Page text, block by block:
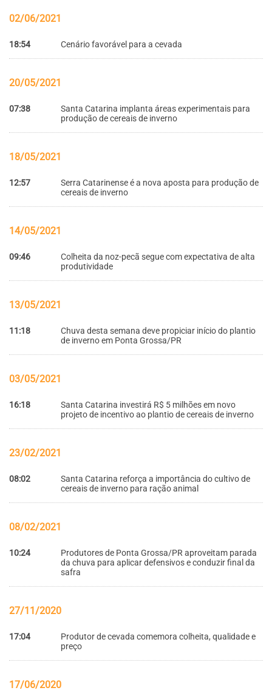
02/06/2021
18:54 Cenário favorável para a cevada
20/05/2021
07:38
Santa Catarina implanta áreas experimentais para
produção de cereais de inverno
18/05/2021
12:57
Serra Catarinense é a nova aposta para produção de
cereais de inverno
14/05/2021
09:46
Colheita da noz-pecã segue com expectativa de alta
produtividade
13/05/2021
11:18
Chuva desta semana deve propiciar início do plantio
de inverno em Ponta Grossa/PR
03/05/2021
16:18
Santa Catarina investirá R$ 5 milhões em novo
projeto de incentivo ao plantio de cereais de inverno
23/02/2021
08:02
Santa Catarina reforça a importância do cultivo de
cereais de inverno para ração animal
08/02/2021
10:24
Produtores de Ponta Grossa/PR aproveitam parada
da chuva para aplicar defensivos e conduzir final da
safra
27/11/2020
17:04
Produtor de cevada comemora colheita, qualidade e
preço
17/06/2020